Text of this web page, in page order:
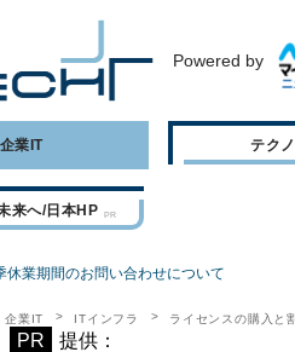
Powered by
企業IT テク
来へ/日本HP
休業期間のお問い合わせについて
企業IT ITインフラ ライセンスの購入と
PR 提供：